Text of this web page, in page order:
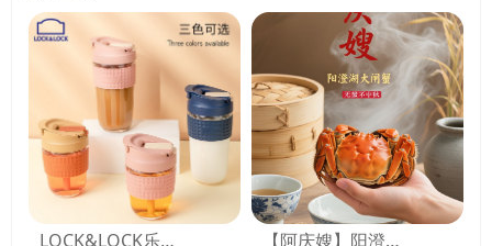
LOCK&LOCK乐扣乐扣啵啵杯LLG613 350ml
【阿庆嫂】阳澄湖大闸蟹 礼盒 百家连锁 品质保障